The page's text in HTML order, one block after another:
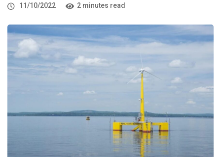
11/10/2022
2 minutes read